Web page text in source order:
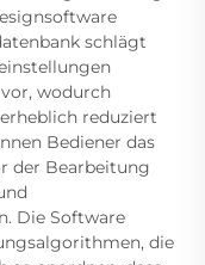
schlägt
wodurch
reduziert
Bediener das
der Bearbeitung
Die Software
die